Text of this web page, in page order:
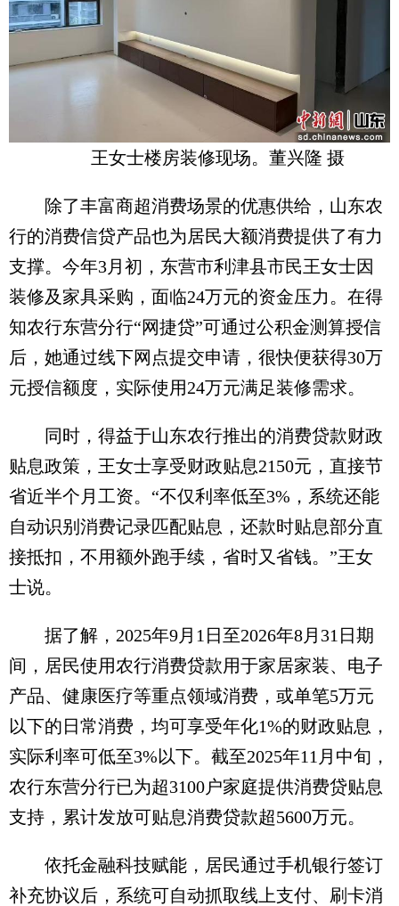
王女士楼房装修现场。董兴隆 摄
除了丰富商超消费场景的优惠供给，山东农
行的消费信贷产品也为居民大额消费提供了有力
支撑。今年3月初，东营市利津县市民王女士因
装修及家具采购，面临24万元的资金压力。在得
知农行东营分行“网捷贷”可通过公积金测算授信
后，她通过线下网点提交申请，很快便获得30万
元授信额度，实际使用24万元满足装修需求。
同时，得益于山东农行推出的消费贷款财政
贴息政策，王女士享受财政贴息2150元，直接节
省近半个月工资。“不仅利率低至3%，系统还能
自动识别消费记录匹配贴息，还款时贴息部分直
接抵扣，不用额外跑手续，省时又省钱。”王女
士说。
据了解，2025年9月1日至2026年8月31日期
间，居民使用农行消费贷款用于家居家装、电子
产品、健康医疗等重点领域消费，或单笔5万元
以下的日常消费，均可享受年化1%的财政贴息，
实际利率可低至3%以下。截至2025年11月中旬，
农行东营分行已为超3100户家庭提供消费贷贴息
支持，累计发放可贴息消费贷款超5600万元。
依托金融科技赋能，居民通过手机银行签订
补充协议后，系统可自动抓取线上支付、刷卡消